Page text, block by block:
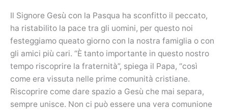
Il Signore Gesù con la Pasqua ha sconfitto il peccato,
ha ristabilito la pace tra gli uomini, per questo noi
festeggiamo queato giorno con la nostra famiglia o con
gli amici più cari. “È tanto importante in questo nostro
tempo riscoprire la fraternità”, spiega il Papa, “così
come era vissuta nelle prime comunità cristiane.
Riscoprire come dare spazio a Gesù che mai separa,
sempre unisce. Non ci può essere una vera comunione